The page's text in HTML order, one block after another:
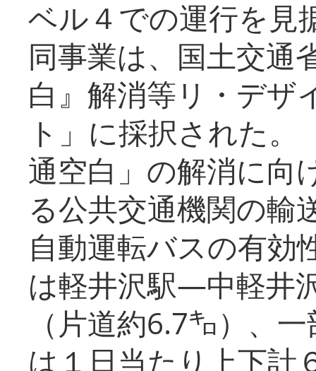
ベル４での運行を見
同事業は、国土交通
白』解消等リ・デザ
ト」に採択された
通空白」の解消に向
る公共交通機関の輸
自動運転バスの有効
は軽井沢駅―中軽井
（片道約6.7㌔）、
は１日当たり上下計